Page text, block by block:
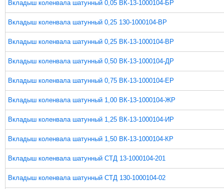
Вкладыш коленвала шатунный 0,05 ВК-13-1000104-БР
Вкладыш коленвала шатунный 0,25 130-1000104-ВР
Вкладыш коленвала шатунный 0,25 ВК-13-1000104-ВР
Вкладыш коленвала шатунный 0,50 ВК-13-1000104-ДР
Вкладыш коленвала шатунный 0,75 ВК-13-1000104-ЕР
Вкладыш коленвала шатунный 1,00 ВК-13-1000104-ЖР
Вкладыш коленвала шатунный 1,25 ВК-13-1000104-ИР
Вкладыш коленвала шатунный 1,50 ВК-13-1000104-КР
Вкладыш коленвала шатунный СТД 13-1000104-201
Вкладыш коленвала шатунный СТД 130-1000104-02